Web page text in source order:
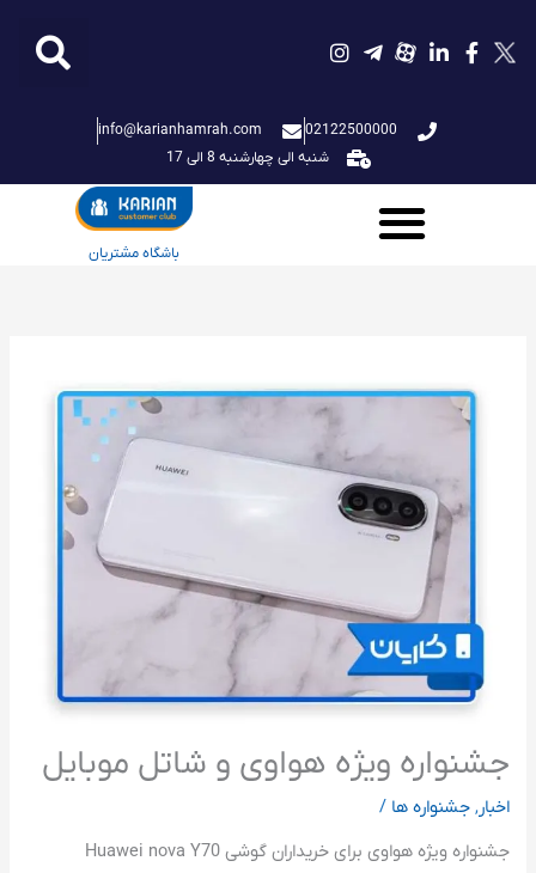
محتوا
02122500000
info@karianhamrah.com
شنبه الی چهارشنبه 8 الی 17
باشگاه مشتریان
جشنواره ویژه هواوی و شاتل موبایل
اخبار,جشنواره ها /
جشنواره ویژه هواوی برای خریداران گوشی Huawei nova Y70